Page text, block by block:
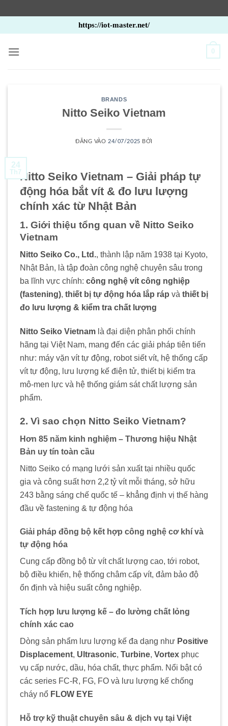
qua
nội
https://iot-master.net/
0
BRANDS
Nitto Seiko Vietnam
ĐĂNG VÀO 24/07/2025 BỞI
24
Th7Nitto Seiko Vietnam – Giải pháp tự
động hóa bắt vít & đo lưu lượng
chính xác từ Nhật Bản
1. Giới thiệu tổng quan về Nitto Seiko
Vietnam
Nitto Seiko Co., Ltd., thành lập năm 1938 tại Kyoto,
Nhật Bản, là tập đoàn công nghệ chuyên sâu trong
ba lĩnh vực chính: công nghệ vít công nghiệp
(fastening), thiết bị tự động hóa lắp ráp và thiết bị
đo lưu lượng & kiểm tra chất lượng
Nitto Seiko Vietnam là đại diện phân phối chính
hãng tại Việt Nam, mang đến các giải pháp tiên tiến
như: máy vặn vít tự động, robot siết vít, hệ thống cấp
vít tự động, lưu lượng kế điện tử, thiết bị kiểm tra
mô-men lực và hệ thống giám sát chất lượng sản
phẩm.
2. Vì sao chọn Nitto Seiko Vietnam?
Hơn 85 năm kinh nghiệm – Thương hiệu Nhật
Bản uy tín toàn cầu
Nitto Seiko có mạng lưới sản xuất tại nhiều quốc
gia và công suất hơn 2,2 tỷ vít mỗi tháng, sở hữu
243 bằng sáng chế quốc tế – khẳng định vị thế hàng
đầu về fastening & tự động hóa
Giải pháp đồng bộ kết hợp công nghệ cơ khí và
tự động hóa
Cung cấp đồng bộ từ vít chất lượng cao, tới robot,
bộ điều khiển, hệ thống châm cấp vít, đảm bảo độ
ổn định và hiệu suất công nghiệp.
Tích hợp lưu lượng kế – đo lường chất lỏng
chính xác cao
Dòng sản phẩm lưu lượng kế đa dạng như Positive
Displacement, Ultrasonic, Turbine, Vortex phục
vụ cấp nước, dầu, hóa chất, thực phẩm. Nổi bật có
các series FC-R, FG, FO và lưu lượng kế chống
cháy nổ FLOW EYE
Hỗ trợ kỹ thuật chuyên sâu & dịch vụ tại Việt